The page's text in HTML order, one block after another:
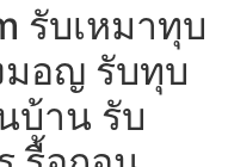
รับเหมาทุบ
อญ รับทุบ
บ้าน รับ